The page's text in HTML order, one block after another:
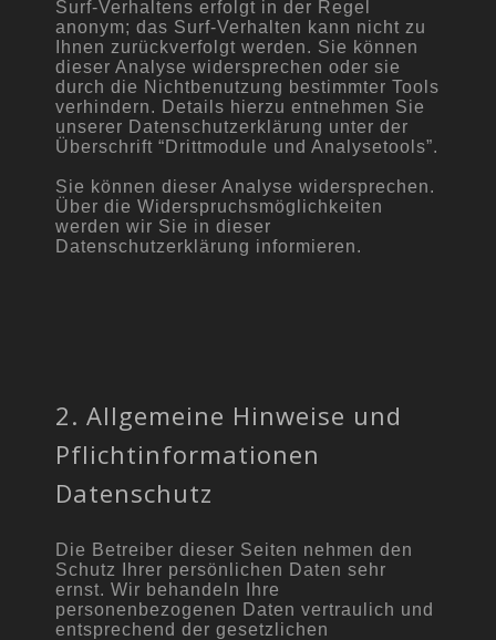
Surf-Verhaltens erfolgt in der Regel
anonym; das Surf-Verhalten kann nicht zu
Ihnen zurückverfolgt werden. Sie können
dieser Analyse widersprechen oder sie
durch die Nichtbenutzung bestimmter Tools
verhindern. Details hierzu entnehmen Sie
unserer Datenschutzerklärung unter der
Überschrift “Drittmodule und Analysetools”.
Sie können dieser Analyse widersprechen.
Über die Widerspruchsmöglichkeiten
werden wir Sie in dieser
Datenschutzerklärung informieren.
2. Allgemeine Hinweise und
Pflichtinformationen
Datenschutz
Die Betreiber dieser Seiten nehmen den
Schutz Ihrer persönlichen Daten sehr
ernst. Wir behandeln Ihre
personenbezogenen Daten vertraulich und
entsprechend der gesetzlichen